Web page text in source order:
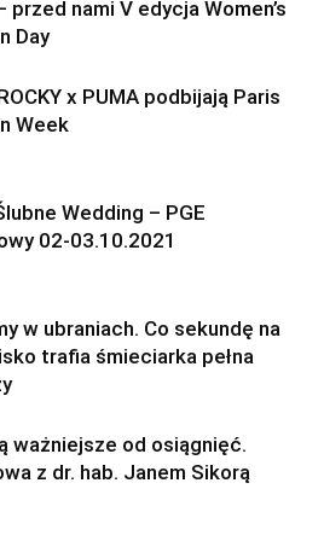
przed nami V edycja Women’s
Day
x PUMA podbijają Paris
Week
Wedding – PGE
02-03.10.2021
w ubraniach. Co sekundę na
trafia śmieciarka pełna
ważniejsze od osiągnięć.
z dr. hab. Janem Sikorą